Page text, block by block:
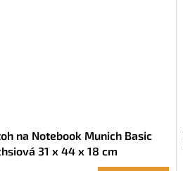
na Notebook Munich Basic
31 x 44 x 18 cm